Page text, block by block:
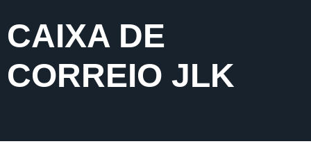
CAIXA DE
CORREIO JLK